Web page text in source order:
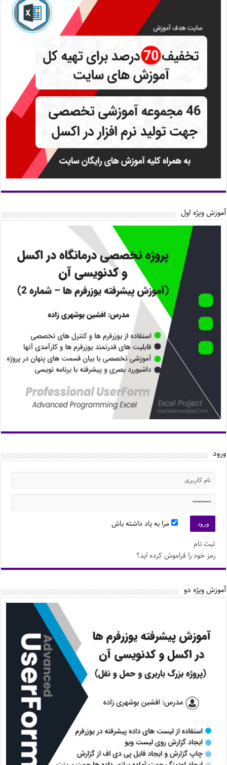
آموزش ویژه اول
ورود
مرا به یاد داشته باش
ثبت نام
رمز خود را فراموش کرده اید؟
آموزش ویژه دو